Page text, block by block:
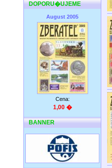
DOPORU�UJEME
August 2005
Cena:
1,00 �
BANNER